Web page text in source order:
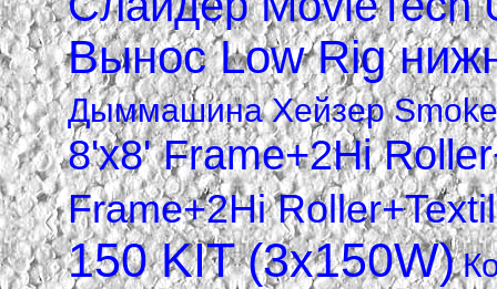
Вынос Low Rig
Дыммашина Xейзер
8'x8' Frame+2Hi
Frame+2Hi
150 KIT (3х150W)